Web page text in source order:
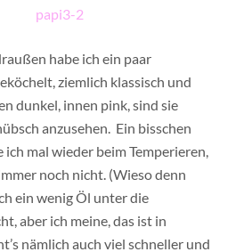
habe ich ein paar
ziemlich klassisch und
dunkel, innen pink, sind sie
anzusehen. Ein bisschen
ich mal wieder beim Temperieren,
noch nicht. (Wieso denn
ein wenig Öl unter die
aber ich meine, das ist in
nämlich auch viel schneller und